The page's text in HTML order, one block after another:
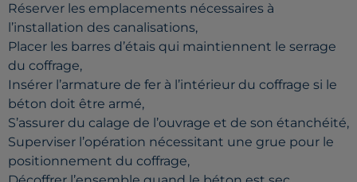
Réserver les emplacements nécessaires à
l’installation des canalisations,
Placer les barres d’étais qui maintiennent le serrage
du coffrage,
Insérer l’armature de fer à l’intérieur du coffrage si le
béton doit être armé,
S’assurer du calage de l’ouvrage et de son étanchéité,
Superviser l’opération nécessitant une grue pour le
positionnement du coffrage,